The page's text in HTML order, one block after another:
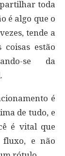
toda
é algo que o
tende a
estão
se da
é
de tudo, e
é vital que
fluxo, e não